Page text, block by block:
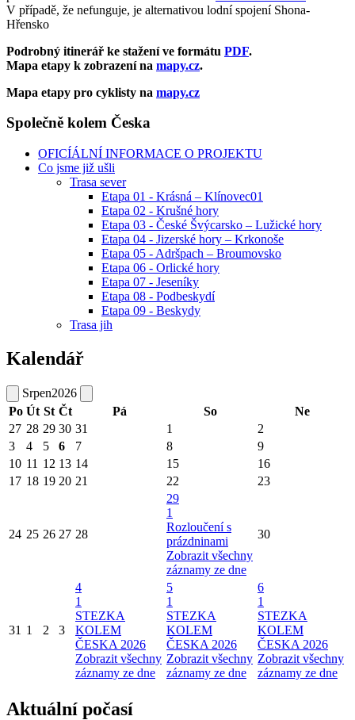
V případě, že nefunguje, je alternativou lodní spojení Shona-
Hřensko
Podrobný itinerář ke stažení ve formátu PDF.
Mapa etapy k zobrazení na mapy.cz.
Mapa etapy pro cyklisty na mapy.cz
Společně kolem Česka
OFICÍÁLNÍ INFORMACE O PROJEKTU
Co jsme již ušli
Trasa sever
Etapa 01 - Krásná – Klínovec01
Etapa 02 - Krušné hory
Etapa 03 - České Švýcarsko – Lužické hory
Etapa 04 - Jizerské hory – Krkonoše
Etapa 05 - Adršpach – Broumovsko
Etapa 06 - Orlické hory
Etapa 07 - Jeseníky
Etapa 08 - Podbeskydí
Etapa 09 - Beskydy
Trasa jih
Kalendář
Srpen2026
Po Út St Čt Pá So
Ne
27 28 29 30 31 1
2
3
4 5 6 7 8
9
10 11 12 13 14 15
16
17 18 19 20 21 22 23
24 25 26 27 28
29
1
Rozloučení s
prázdninami
Zobrazit všechny
záznamy ze dne
30
31 1 2 3
4
1
STEZKA
KOLEM
ČESKA 2026
Zobrazit všechny
záznamy ze dne
5
1
STEZKA
KOLEM
ČESKA 2026
Zobrazit všechny
záznamy ze dne
6
1
STEZKA
KOLEM
ČESKA 2026
Zobrazit všechny
záznamy ze dne
Aktuální počasí